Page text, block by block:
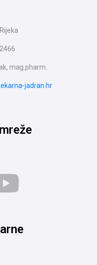
mag.pharm.
jadran.hr